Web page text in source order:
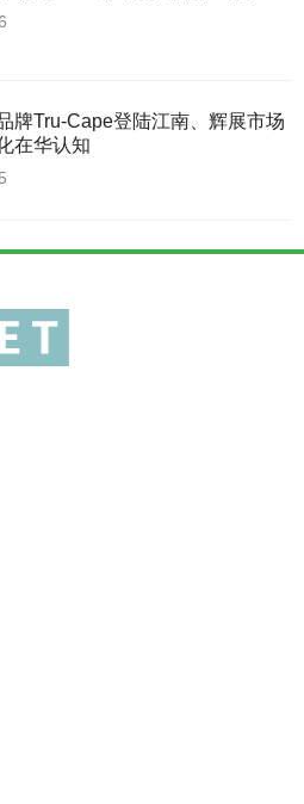
牌Tru-Cape登陆江南、辉展市场
在华认知